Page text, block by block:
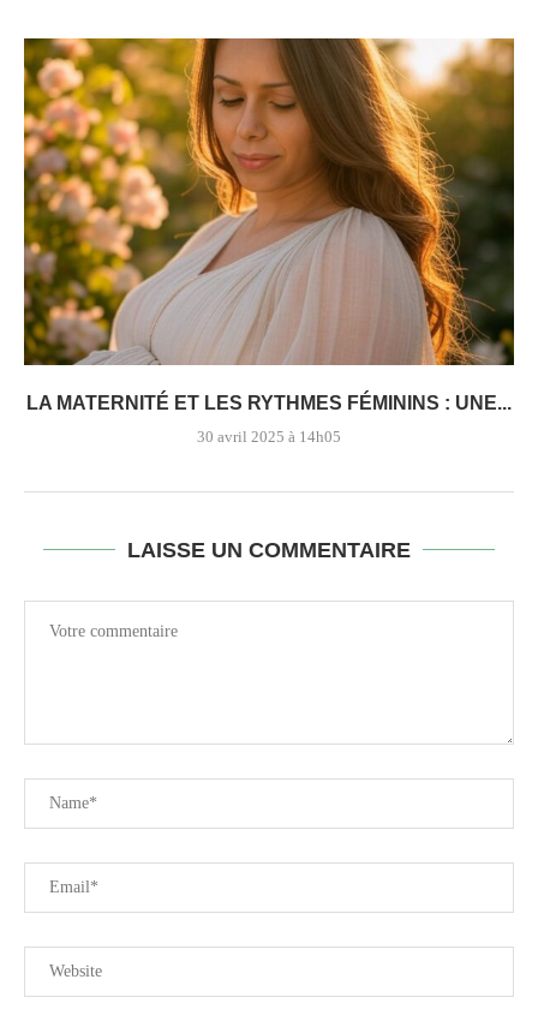
LA MATERNITÉ ET LES RYTHMES FÉMININS : UNE...
30 avril 2025 à 14h05
LAISSE UN COMMENTAIRE